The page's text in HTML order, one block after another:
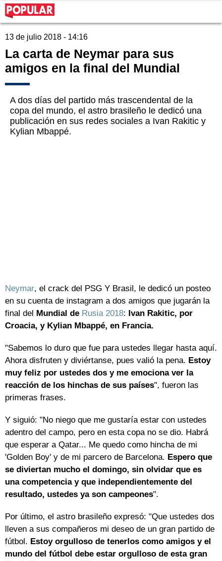
13 de julio 2018 - 14:16
La carta de Neymar para sus
amigos en la final del Mundial
A dos días del partido más trascendental de la
copa del mundo, el astro brasileño le dedicó una
publicación en sus redes sociales a Ivan Rakitic y
Kylian Mbappé.
Neymar, el crack del PSG Y Brasil, le dedicó un posteo
en su cuenta de instagram a dos amigos que jugarán la
final del Mundial de Rusia 2018: Ivan Rakitic, por
Croacia, y Kylian Mbappé, en Francia.
"Sabemos lo duro que fue para ustedes llegar hasta aquí.
Ahora disfruten y diviértanse, pues valió la pena. Estoy
muy feliz por ustedes dos y me emociona ver la
reacción de los hinchas de sus países", fueron las
primeras frases.
Y siguió: "No niego que me gustaría estar con ustedes
adentro del campo, pero en esta copa no se dio. Habrá
que esperar a Qatar... Me quedo como hincha de mi
'Golden Boy' y de mi parcero de Barcelona. Espero que
se diviertan mucho el domingo, sin olvidar que es
una competencia y que independientemente del
resultado, ustedes ya son campeones".
Por último, el astro brasileño expresó: "Que ustedes dos
lleven a sus compañeros mi deseo de un gran partido de
fútbol. Estoy orgulloso de tenerlos como amigos y el
mundo del fútbol debe estar orgulloso de esta gran